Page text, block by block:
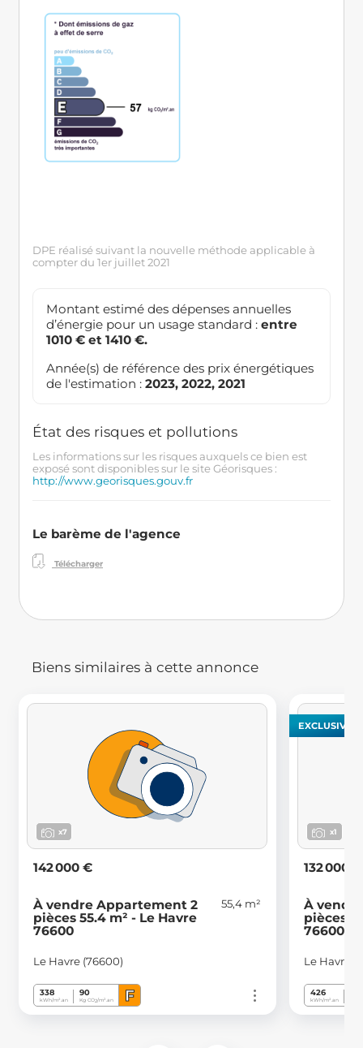
DPE réalisé suivant la nouvelle méthode applicable à
compter du 1er juillet 2021
Montant estimé des dépenses annuelles
d’énergie pour un usage standard : entre
1010 € et 1410 €.
Année(s) de référence des prix énergétiques
de l'estimation : 2023, 2022, 2021
État des risques et pollutions
Les informations sur les risques auxquels ce bien est
exposé sont disponibles sur le site Géorisques :
http://www.georisques.gouv.fr
Le barème de l'agence
Télécharger
Biens similaires à cette annonce
x7
142 000 €
À vendre Appartement 2
pièces 55.4 m² - Le Havre
76600
55,4 m²
Le Havre (76600)
338
kWh/m².an
90
Kg CO2/m².an F
x1
132 000 €
À
pièces
76600
Le Havre
426
kWh/m².an